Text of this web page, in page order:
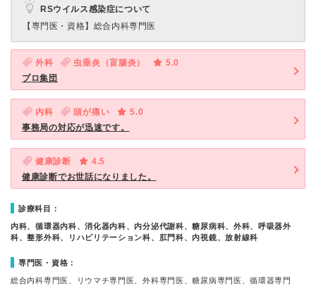
RSウイルス感染症について
【専門医・資格】 総合内科専門医
外科 虫垂炎（盲腸炎）
5.0
プロ集団
内科 頭が痛い
5.0
事務局の対応が迅速です。
健康診断
4.5
健康診断でお世話になりました。
診療科目：
内科、循環器内科、消化器内科、内分泌代謝科、糖尿病科、外科、呼吸器外
科、整形外科、リハビリテーション科、肛門科、内視鏡、放射線科
専門医・資格：
総合内科専門医、リウマチ専門医、外科専門医、糖尿病専門医、循環器専門